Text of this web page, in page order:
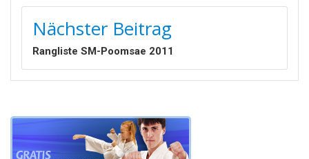
Nächster Beitrag
Rangliste SM-Poomsae 2011